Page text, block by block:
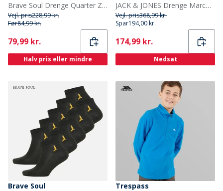
Brave Soul Drenge Quarter Zip Jumper Midnat Navy
Vejl. pris228,99 kr.
Før84,99 kr.
Current
79,99 kr.
Halv pris eller mindre
JACK & JONES Drenge Marco Dean Cuffed Cargo Bukser Sort
Vejl. pris368,99 kr.
Spar194,00 kr.
Current
174,99 kr.
Nedsat
Brave Soul
Trespass